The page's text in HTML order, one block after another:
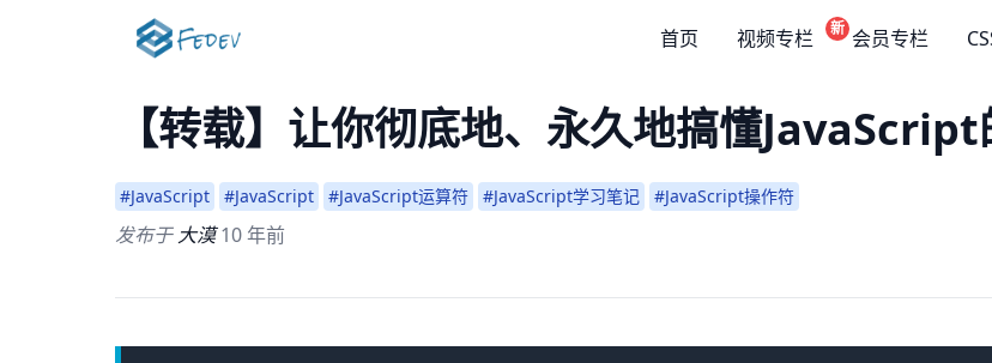
首页 视频专栏 新 会员专栏
【转载】让你彻底地、永久地搞懂JavaScript
#JavaScript #JavaScript #JavaScript运算符 #JavaScript学习笔记 #JavaScript操作符
发布于大漠10 年前